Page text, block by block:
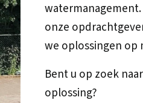
onze
we oplossingen op
Bent u op zoek
oplossing?